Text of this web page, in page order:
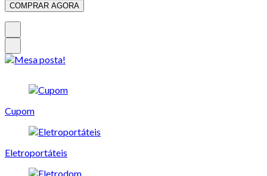
COMPRAR AGORA
Cupom
Eletroportáteis